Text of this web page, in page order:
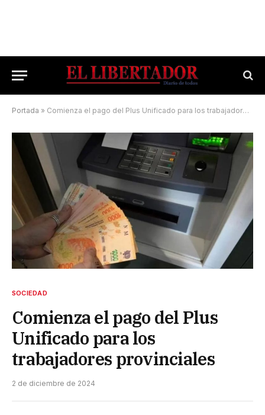
Portada » Comienza el pago del Plus Unificado para los trabajadores provinciales
SOCIEDAD
Comienza el pago del Plus
Unificado para los
trabajadores provinciales
2 de diciembre de 2024